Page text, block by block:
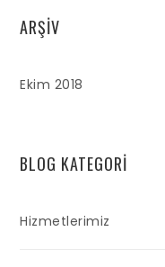
ARŞIV
Ekim 2018
BLOG KATEGORI
Hizmetlerimiz